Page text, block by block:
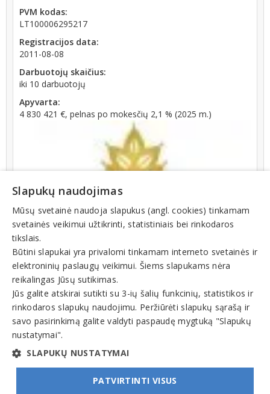
PVM kodas:
LT100006295217
Registracijos data:
2011-08-08
Darbuotojų skaičius:
iki 10 darbuotojų
Apyvarta:
4 830 421 €, pelnas po mokesčių 2,1 % (2025 m.)
Veiklos sritys
Prekyba
Didmeninė prekyba
Žemės ūkio produktai, apdorojimas, žemės ūkio bendrovės
Grūdinės kultūros
© INFOMINTA, UAB. Visos teisės saugomos. Telefonas
Slapukų naudojimas
Mūsų svetainė naudoja slapukus (angl. cookies) tinkamam
svetainės veikimui užtikrinti, statistiniais bei rinkodaros
tikslais.
Būtini slapukai yra privalomi tinkamam interneto svetainės ir
elektroninių paslaugų veikimui. Šiems slapukams nėra
reikalingas Jūsų sutikimas.
Jūs galite atskirai sutikti su 3-ių šalių funkcinių, statistikos ir
rinkodaros slapukų naudojimu. Peržiūrėti slapukų sąrašą ir
savo pasirinkimą galite valdyti paspaudę mygtuką "Slapukų
nustatymai".
SLAPUKŲ NUSTATYMAI
PATVIRTINTI VISUS